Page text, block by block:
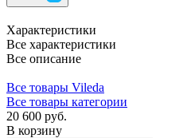
Характеристики
Все характеристики
Все описание
Все товары Vileda
Все товары категории
20 600 руб.
В корзину